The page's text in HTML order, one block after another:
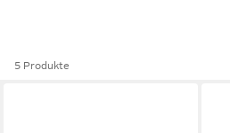
5 Produkte